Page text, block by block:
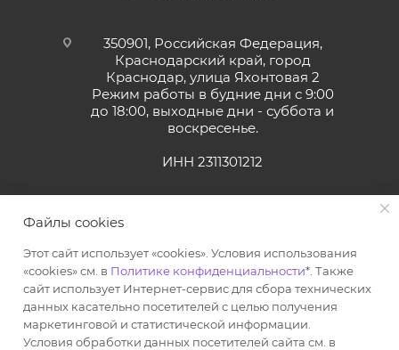
350901, Российская Федерация,
Краснодарский край, город
Краснодар, улица Яхонтовая 2
Режим работы в будние дни с 9:00
до 18:00, выходные дни - суббота и
воскресенье.
ИНН 2311301212
2026 © Интернет-магазин стоматологических материалов
По вопросам качества обслуживания обращайтесь в нашу
Файлы cookies
Этот сайт использует «cookies». Условия использования
«cookies» см. в Политике конфиденциальности*. Также
сайт использует Интернет-сервис для сбора технических
данных касательно посетителей с целью получения
маркетинговой и статистической информации.
Условия обработки данных посетителей сайта см. в